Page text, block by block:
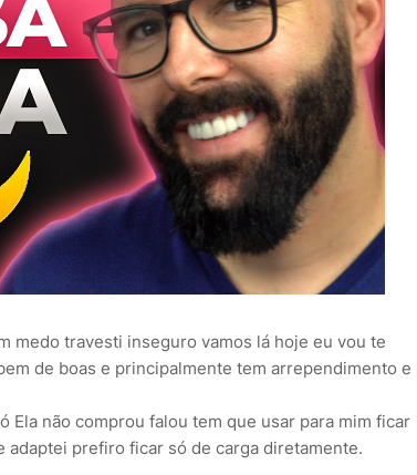
medo travesti inseguro vamos lá hoje eu vou te
de boas e principalmente tem arrependimento e
Ela não comprou falou tem que usar para mim ficar
adaptei prefiro ficar só de carga diretamente.